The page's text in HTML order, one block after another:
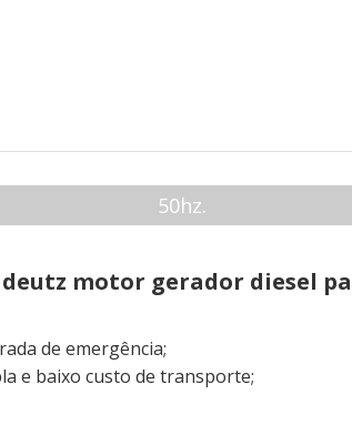
50hz.
deutz motor gerador diesel
de emergência;
e baixo custo de transporte;